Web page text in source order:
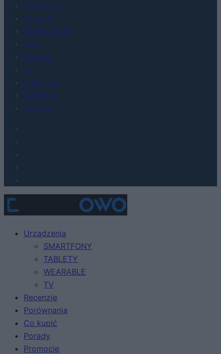
Promocje
FinTech
Hardware PC
Moto
Gaming
AI
Redakcja
Reklama
Kontakt
Urządzenia
SMARTFONY
TABLETY
WEARABLE
TV
Recenzje
Porównania
Co kupić
Porady
Promocje